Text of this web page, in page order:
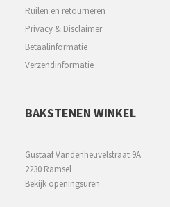
Ruilen en retourneren
Privacy & Disclaimer
Betaalinformatie
Verzendinformatie
BAKSTENEN WINKEL
Gustaaf Vandenheuvelstraat 9A
2230 Ramsel
Bekijk openingsuren